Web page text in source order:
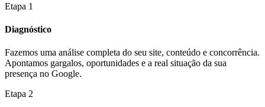
Etapa 1
Diagnóstico
Fazemos uma análise completa do seu site, conteúdo e concorrência.
Apontamos gargalos, oportunidades e a real situação da sua
presença no Google.
Etapa 2